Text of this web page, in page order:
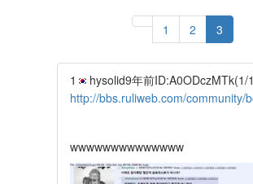
1 2 3
1 hysolid9年前ID:A0ODczMTk(1/
http://bbs.ruliweb.com/
wwwwwwwwwwwwww